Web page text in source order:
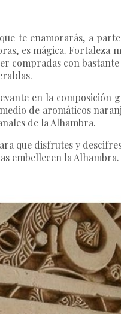
te enamorarás, a
es mágica. Fortaleza
compradas con
en la composición
de aromáticos
de la Alhambra.
que disfrutes y
embellecen la Alhambra.